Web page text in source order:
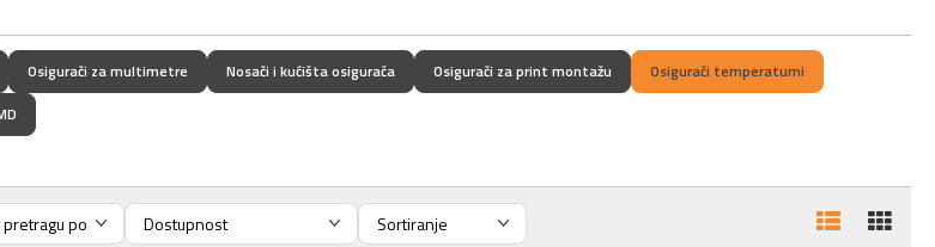
Osigurači za multimetre Nosači i kućišta osigurača Osigurači za print montažu
Osigurači temperaturni